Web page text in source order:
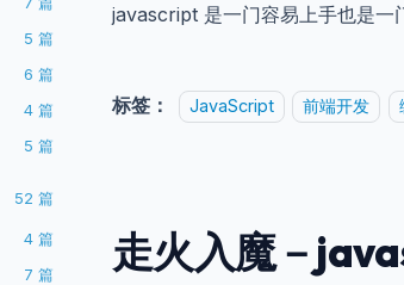
5 篇
6 篇
4 篇
5 篇
52 篇
4 篇
7 篇
javascript 是一门容易上手也是一
标签： JavaScript 前端开发
走火入魔－